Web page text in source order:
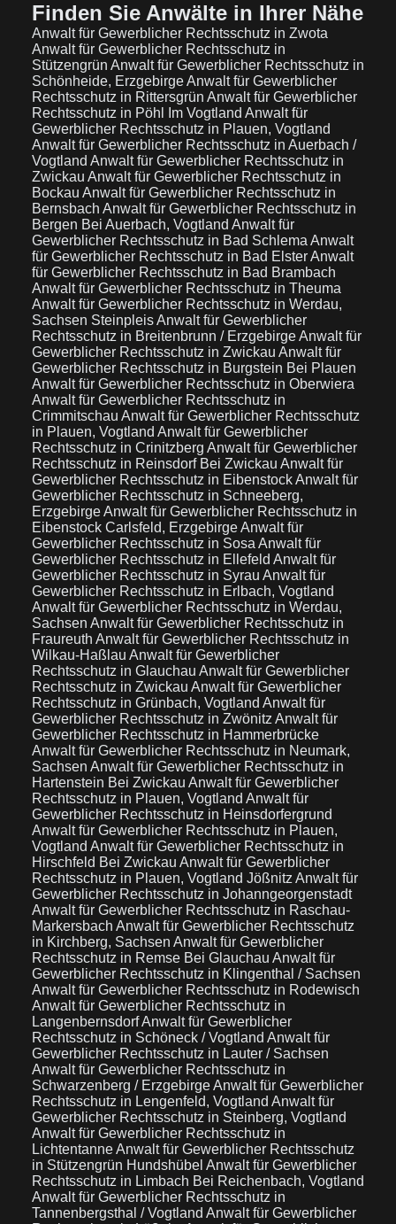
Finden Sie Anwälte in Ihrer Nähe
Anwalt für Gewerblicher Rechtsschutz in Zwota
Anwalt für Gewerblicher Rechtsschutz in
Stützengrün Anwalt für Gewerblicher Rechtsschutz in
Schönheide, ErzgebirgeAnwalt für Gewerblicher
Rechtsschutz in Rittersgrün Anwalt für Gewerblicher
Rechtsschutz in Pöhl Im Vogtland Anwalt für
Gewerblicher Rechtsschutz in Plauen, Vogtland
Anwalt für Gewerblicher Rechtsschutz in Auerbach /
Vogtland Anwalt für Gewerblicher Rechtsschutz in
Zwickau Anwalt für Gewerblicher Rechtsschutz in
Bockau Anwalt für Gewerblicher Rechtsschutz in
Bernsbach Anwalt für Gewerblicher Rechtsschutz in
Bergen Bei Auerbach, Vogtland Anwalt für
Gewerblicher Rechtsschutz in Bad Schlema Anwalt
für Gewerblicher Rechtsschutz in Bad ElsterAnwalt
für Gewerblicher Rechtsschutz in Bad Brambach
Anwalt für Gewerblicher Rechtsschutz in Theuma
Anwalt für Gewerblicher Rechtsschutz in Werdau,
Sachsen SteinpleisAnwalt für Gewerblicher
Rechtsschutz in Breitenbrunn / ErzgebirgeAnwalt für
Gewerblicher Rechtsschutz in Zwickau Anwalt für
Gewerblicher Rechtsschutz in Burgstein Bei Plauen
Anwalt für Gewerblicher Rechtsschutz in Oberwiera
Anwalt für Gewerblicher Rechtsschutz in
Crimmitschau Anwalt für Gewerblicher Rechtsschutz
in Plauen, Vogtland Anwalt für Gewerblicher
Rechtsschutz in Crinitzberg Anwalt für Gewerblicher
Rechtsschutz in Reinsdorf Bei Zwickau Anwalt für
Gewerblicher Rechtsschutz in EibenstockAnwalt für
Gewerblicher Rechtsschutz in Schneeberg,
ErzgebirgeAnwalt für Gewerblicher Rechtsschutz in
Eibenstock Carlsfeld, ErzgebirgeAnwalt für
Gewerblicher Rechtsschutz in Sosa Anwalt für
Gewerblicher Rechtsschutz in Ellefeld Anwalt für
Gewerblicher Rechtsschutz in Syrau Anwalt für
Gewerblicher Rechtsschutz in Erlbach, Vogtland
Anwalt für Gewerblicher Rechtsschutz in Werdau,
Sachsen Anwalt für Gewerblicher Rechtsschutz in
Fraureuth Anwalt für Gewerblicher Rechtsschutz in
Wilkau-Haßlau Anwalt für Gewerblicher
Rechtsschutz in Glauchau Anwalt für Gewerblicher
Rechtsschutz in Zwickau Anwalt für Gewerblicher
Rechtsschutz in Grünbach, Vogtland Anwalt für
Gewerblicher Rechtsschutz in Zwönitz Anwalt für
Gewerblicher Rechtsschutz in Hammerbrücke
Anwalt für Gewerblicher Rechtsschutz in Neumark,
Sachsen Anwalt für Gewerblicher Rechtsschutz in
Hartenstein Bei Zwickau Anwalt für Gewerblicher
Rechtsschutz in Plauen, Vogtland Anwalt für
Gewerblicher Rechtsschutz in Heinsdorfergrund
Anwalt für Gewerblicher Rechtsschutz in Plauen,
Vogtland Anwalt für Gewerblicher Rechtsschutz in
Hirschfeld Bei Zwickau Anwalt für Gewerblicher
Rechtsschutz in Plauen, Vogtland Jößnitz Anwalt für
Gewerblicher Rechtsschutz in Johanngeorgenstadt
Anwalt für Gewerblicher Rechtsschutz in Raschau-
Markersbach Anwalt für Gewerblicher Rechtsschutz
in Kirchberg, Sachsen Anwalt für Gewerblicher
Rechtsschutz in Remse Bei Glauchau Anwalt für
Gewerblicher Rechtsschutz in Klingenthal / Sachsen
Anwalt für Gewerblicher Rechtsschutz in Rodewisch
Anwalt für Gewerblicher Rechtsschutz in
LangenbernsdorfAnwalt für Gewerblicher
Rechtsschutz in Schöneck / Vogtland Anwalt für
Gewerblicher Rechtsschutz in Lauter / Sachsen
Anwalt für Gewerblicher Rechtsschutz in
Schwarzenberg / ErzgebirgeAnwalt für Gewerblicher
Rechtsschutz in Lengenfeld, Vogtland Anwalt für
Gewerblicher Rechtsschutz in Steinberg, Vogtland
Anwalt für Gewerblicher Rechtsschutz in
LichtentanneAnwalt für Gewerblicher Rechtsschutz
in Stützengrün Hundshübel Anwalt für Gewerblicher
Rechtsschutz in Limbach Bei Reichenbach, Vogtland
Anwalt für Gewerblicher Rechtsschutz in
Tannenbergsthal / Vogtland Anwalt für Gewerblicher